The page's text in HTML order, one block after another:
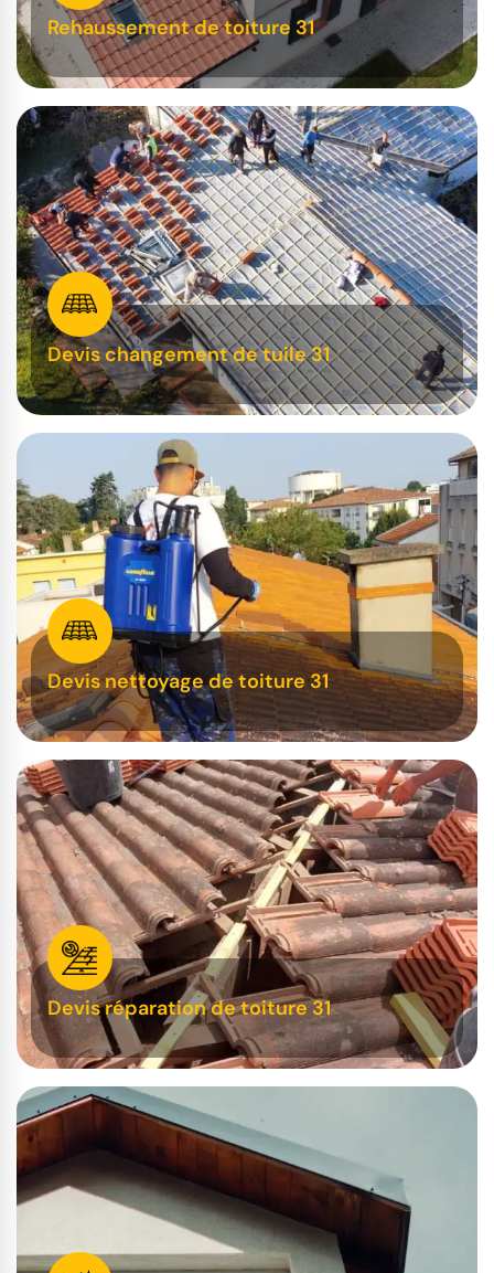
Rehaussement de toiture 31
Devis changement de tuile 31
Devis nettoyage de toiture 31
Devis réparation de toiture 31